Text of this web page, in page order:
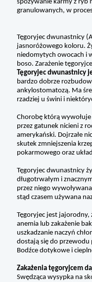
spożywanie karmy z ryb
granulowanych, w
Tęgoryjec dwunastnicy
jasnoróżowego koloru.
niedomytych owocach i
boso. Zarażenie
Tęgoryjec dwunastnicy
bardzo dobrze
ankylostomatozą. Ma
rzadziej u świni i
Chorobę którą
przez gatunek nicieni z
amerykański. Dojrzałe
skutek zmniejszenia
pokarmowego oraz
Tęgoryjec dwunastnicy
długotrwałym i
przez niego
stąd czasem używana
Tęgoryjec jest
anemia lub zakażenie
uszkadzanie naczyń
dostają się do
Bodźce dotykowe i
Zakażenia tęgoryjcem
Swędząca wysypka na